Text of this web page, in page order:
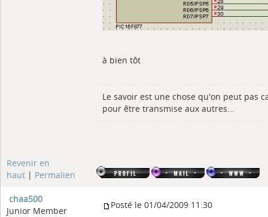
à bien tôt
Le savoir est une chose qu'on peut pas
pour être transmise aux autres...
Revenir en
haut | Permalien
chaa500
Junior Member
Posté le 01/04/2009 11:30